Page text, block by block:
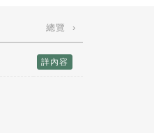
總覽 ›
詳內容